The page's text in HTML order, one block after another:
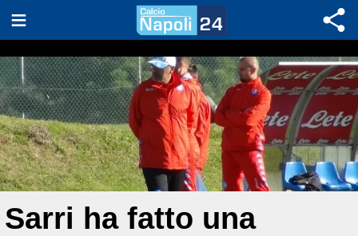
Sarri ha fatto una